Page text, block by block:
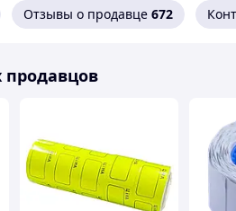
Отзывы о продавце 672
продавцов